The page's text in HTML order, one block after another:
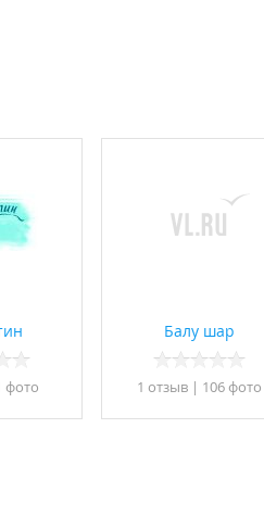
фото
Балу шар
1 отзыв | 106 фото